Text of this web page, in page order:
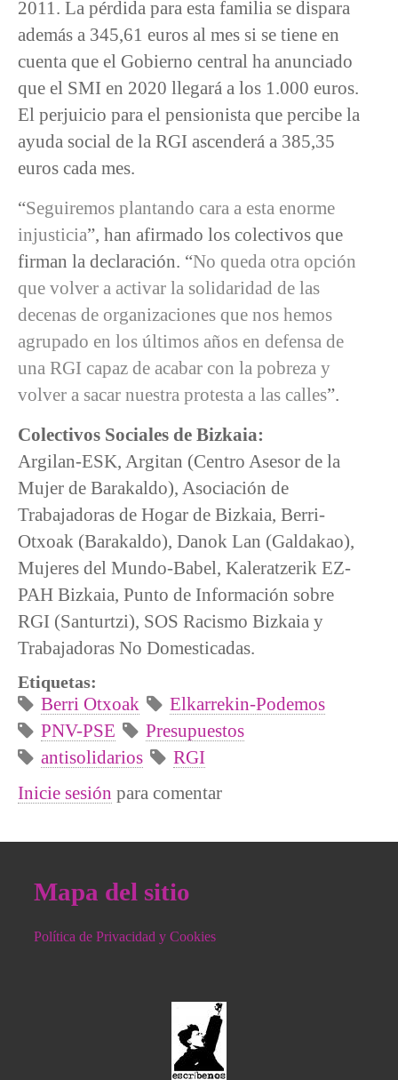
2011. La pérdida para esta familia se dispara
además a 345,61 euros al mes si se tiene en
cuenta que el Gobierno central ha anunciado
que el SMI en 2020 llegará a los 1.000 euros.
El perjuicio para el pensionista que percibe la
ayuda social de la RGI ascenderá a 385,35
euros cada mes.
“Seguiremos plantando cara a esta enorme
injusticia”, han afirmado los colectivos que
firman la declaración. “No queda otra opción
que volver a activar la solidaridad de las
decenas de organizaciones que nos hemos
agrupado en los últimos años en defensa de
una RGI capaz de acabar con la pobreza y
volver a sacar nuestra protesta a las calles”.
Colectivos Sociales de Bizkaia:
Argilan-ESK, Argitan (Centro Asesor de la
Mujer de Barakaldo), Asociación de
Trabajadoras de Hogar de Bizkaia, Berri-
Otxoak (Barakaldo), Danok Lan (Galdakao),
Mujeres del Mundo-Babel, Kaleratzerik EZ-
PAH Bizkaia, Punto de Información sobre
RGI (Santurtzi), SOS Racismo Bizkaia y
Trabajadoras No Domesticadas.
Etiquetas:
Berri Otxoak
Elkarrekin-Podemos
PNV-PSE
Presupuestos
antisolidarios
RGI
Inicie sesión para comentar
Mapa del sitio
Política de Privacidad y Cookies